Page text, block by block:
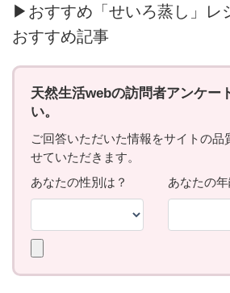
▶おすすめ「せいろ蒸し」レ
おすすめ記事